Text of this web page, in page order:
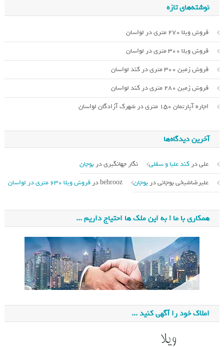
نوشته‌های تازه
فروش ویلا 270 متری در لواسان
فروش ویلا 300 متری در لواسان
فروش زمین 300 متری در کند لواسان
فروش زمین 280 متری در کند لواسان
اجاره آپارتمان 150 متری در شهرک آزادگان لواسان
آخرین دیدگاه‌ها
علیدر کند علیا و سفلی نگار جهانگیریدر بوجان
علیرضاشیخی بوجانیدر بوجان behroozدر فروش ویلا 630 متری در لواسان
همکاری با ما ! به این ملک ها احتیاج داریم ...
املاک خود را آگهی کنید ...